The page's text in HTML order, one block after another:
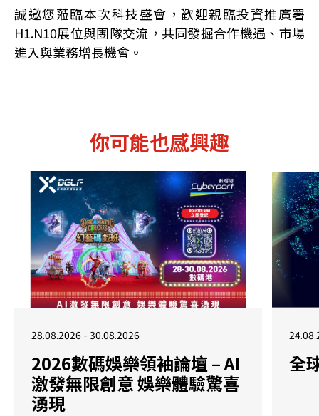
誠邀您蒞臨本次科技盛會，歡迎親臨投資推廣署
H1.N10展位與團隊交流，共同發掘合作機遇、市場
進入與業務增長機會。
你可能也感興趣
28.08.2026 - 30.08.2026
2026數碼娛樂領袖論壇 – AI
激發無限創意 娛樂體驗驚喜
湧現
全